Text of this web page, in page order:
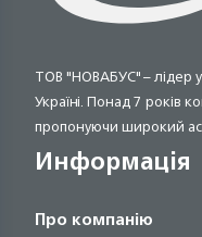
ТОВ "НОВАБУС" – лідер у
Україні. Понад 7 років
пропонуючи широкий
Информація
Про компанію